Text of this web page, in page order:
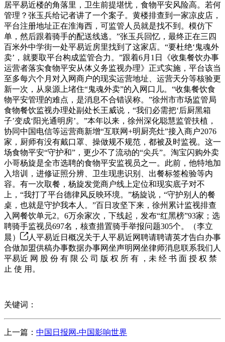
居平易近楼的角落里，卫生前提堪忧，食物平安风险高。若何
管理？张玉兵给记者讲了一个案子。黄楼排查到一家凉皮店，
平台注册地址正在淮海西，可监管人员就是找不到。模仿下
单，然后跟着骑手的配送线逃。”张玉兵回忆，最终正在三四
百米外中学街一处平易近房里找到了这家店。“要杜绝‘鬼魂外
卖’，就要取平台构成监管合力。”跟着6月1日《收集餐饮办事
运营者落实食物平安从体义务监视办理》正式实施，平台该当
至多每六个月对入网商户的现实运营地址、运营天分等核验更
新一次，从泉源上堵住“鬼魂外卖”的入网口儿。“收集餐饮食
物平安管理的难点，是消息不合错误称。”徐州市市场监管局
食物餐饮监视办理处副处长王威说，“我们必需把‘后厨黑箱
子’变成‘阳光通明房’。”本年以来，徐州深化聪慧监管扶植，
协同中国电信等运营商新增“互联网+明厨亮灶”接入商户2076
家，厨师有没有戴口罩、操做规不规范，都被及时监视。这一
场食物平安“守护和”，更少不了流动的“尖兵”。淘宝闪购外卖
小哥杨旋是全市选聘的食物平安监视员之一。此前，他特地加
入培训，进修证照分辨、卫生现患识别、出餐标签检验等内
容。有一次取餐，杨旋发觉商户线上定位和现实底子对不
上，“我打了平台德律风反映环境。”杨旋说，“守护别人的餐
桌，也就是守护我本人。”百日攻坚下来，徐州累计监视排查
入网餐饮单元2。6万余家次，下线起，发布“红黑榜”93家；选
聘骑手监视员697名，核查措置骑手举报问题305个。（李立
晨）
人平易近日概况关于人平易近网聘请聘请英才告白办事
合做加盟供稿办事数据办事网坐声明网坐律师消息联系我们人
平易近 网 股 份 有 限 公 司 版 权 所 有 ，未 经 书 面 授 权 禁
止 使 用。
关键词：
上一篇： 中国日报网-中国影响世界